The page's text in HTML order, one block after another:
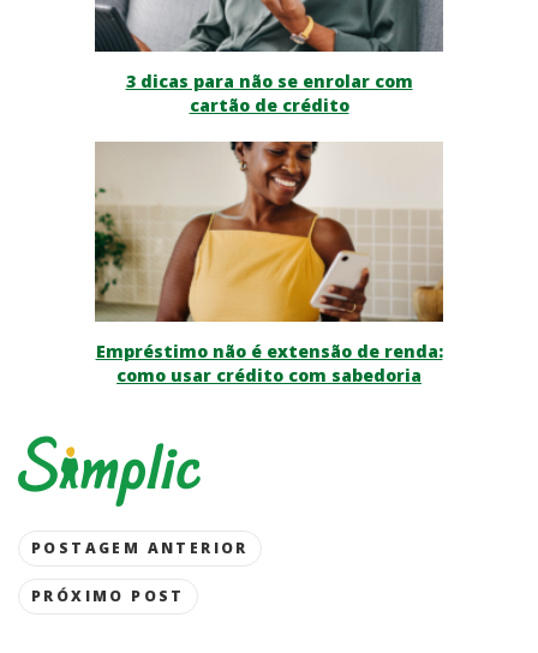
3 dicas para não se enrolar com
cartão de crédito
Empréstimo não é extensão de renda:
como usar crédito com sabedoria
Post
navigation
POSTAGEM ANTERIOR
PRÓXIMO POST